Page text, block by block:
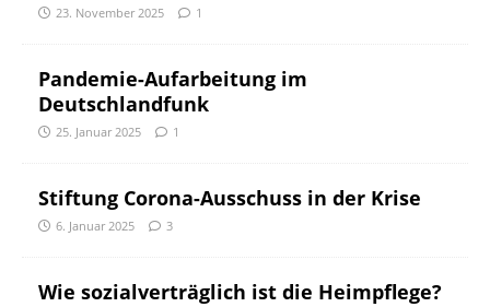
23. November 2025 1
Pandemie-Aufarbeitung im
Deutschlandfunk
25. Januar 2025 1
Stiftung Corona-Ausschuss in der Krise
6. Januar 2025 3
Wie sozialverträglich ist die Heimpflege?